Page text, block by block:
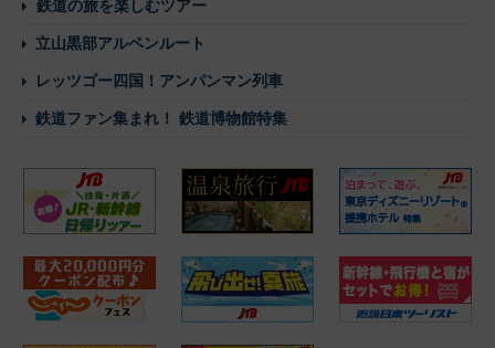
鉄道の旅を楽しむツアー
立山黒部アルペンルート
レッツゴー四国！アンパンマン列車
鉄道ファン集まれ！ 鉄道博物館特集